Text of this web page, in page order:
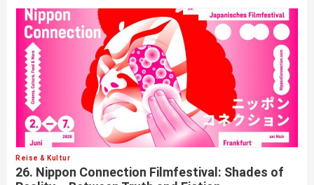
Reise & Kultur
26. Nippon Connection Filmfestival: Shades of